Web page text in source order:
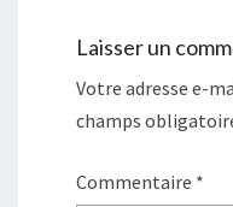
Laisser un
Votre adresse e-
champs
Commentaire *